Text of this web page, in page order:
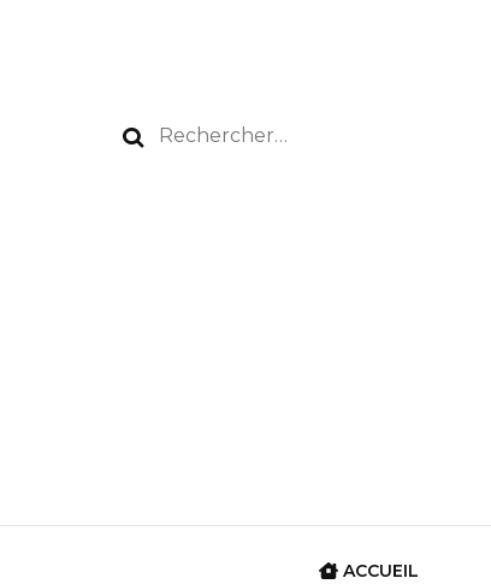
Rechercher :
ACCUEIL